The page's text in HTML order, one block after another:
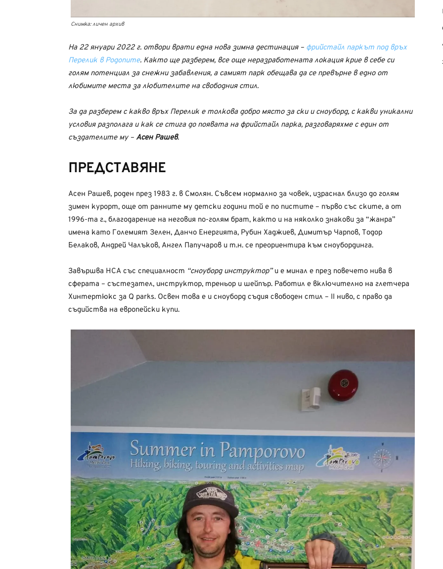
Снимка: личен архив
На 22 януари 2022 г. отвори врати една нова зимна дестинация – фрийстайл паркът под връх
Перелик в Родопите. Както ще разберем, все още неразработената локация крие в себе си
голям потенциал за снежни забавления, а самият парк обещава да се превърне в едно от
любимите места за любителите на свободния стил.
За да разберем с какво връх Перелик е толкова добро място за ски и сноуборд, с какви уникални
условия разполага и как се стига до появата на фрийстайл парка, разговаряхме с един от
създателите му – Асен Рашев.
ПРЕДСТАВЯНЕ
Асен Рашев, роден през 1983 г. в Смолян. Съвсем нормално за човек, израснал близо до голям
зимен курорт, още от ранните му детски години той е по пистите – първо със ските, а от
1996-та г., благодарение на неговия по-голям брат, както и на няколко знакови за “жанра”
имена като Големият Зелен, Данчо Енергията, Рубин Хаджиев, Димитър Чарпов, Тодор
Белаков, Андрей Чалъков, Ангел Папучаров и т.н. се преориентира към сноубординга.
Завършва НСА със специалност “сноуборд инструктор”и е минал е през повечето нива в
сферата – състезател, инструктор, треньор и шейпър. Работил е включително на глетчера
Хинтертюкс за Q parks. Освен това е и сноуборд съдия свободен стил – II ниво, с право да
съдийства на европейски купи.